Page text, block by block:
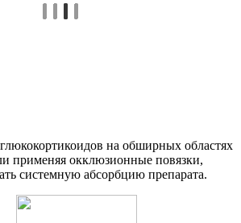
на обширных областях
применяя окклюзионные повязки,
системную абсорбцию препарата.